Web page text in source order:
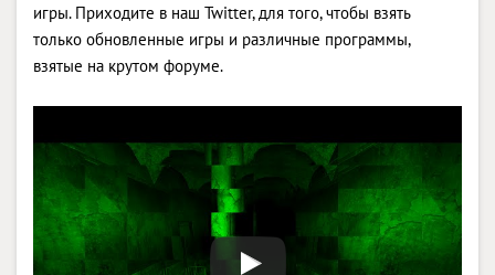
игры. Приходите в наш Twitter, для того, чтобы взять
только обновленные игры и различные программы,
взятые на крутом форуме.